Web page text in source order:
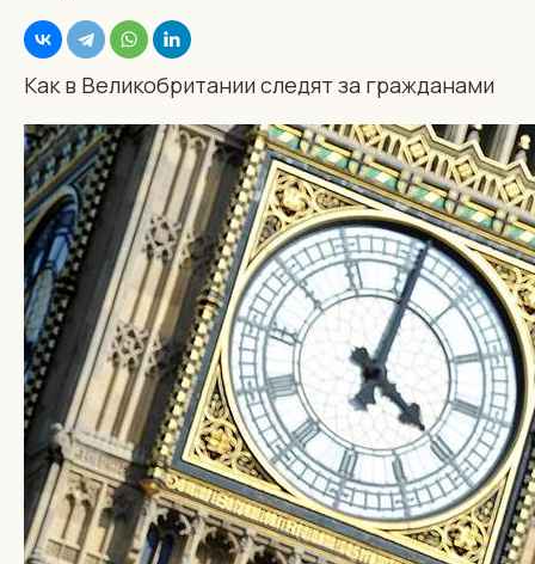
Как в Великобритании следят за гражданами